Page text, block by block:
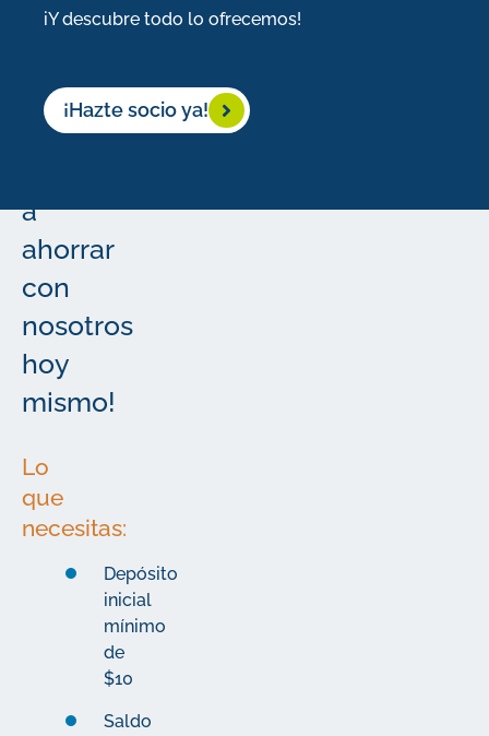
que
en
mente?
a
ahorrar
con
nosotros
hoy
mismo!
Lo
que
necesitas:
Depósito
inicial
mínimo
de
$10
Saldo
iY descubre todo lo ofrecemos!
¡Hazte socio ya!